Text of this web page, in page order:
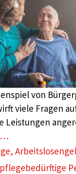
von
viele Fragen
Leistungen
…
,
pflegebedürftige